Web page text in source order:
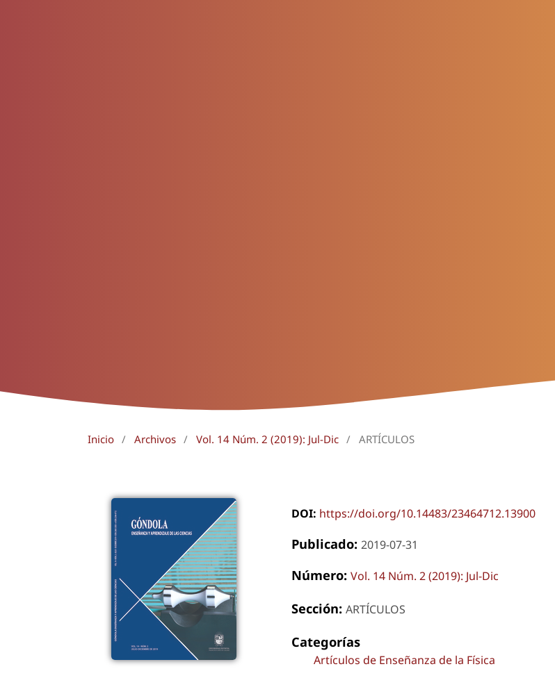
Inicio / Archivos / Vol. 14 Núm. 2 (2019): Jul-Dic / ARTÍCULOS
DOI: https://doi.org/10.14483/23464712.13900
Publicado: 2019-07-31
Número: Vol. 14 Núm. 2 (2019): Jul-Dic
Sección: ARTÍCULOS
Categorías
Artículos de Enseñanza de la Física